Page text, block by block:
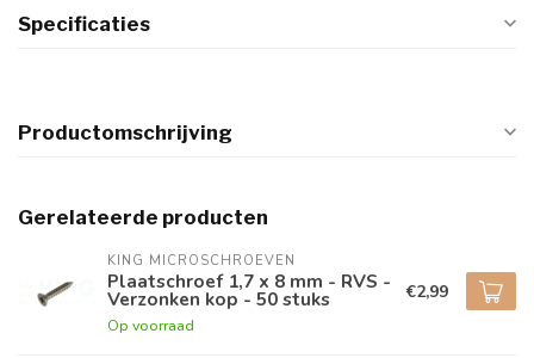
Specificaties
Productomschrijving
Gerelateerde producten
KING MICROSCHROEVEN
Plaatschroef 1,7 x 8 mm - RVS -
Verzonken kop - 50 stuks
Op voorraad
€2,99